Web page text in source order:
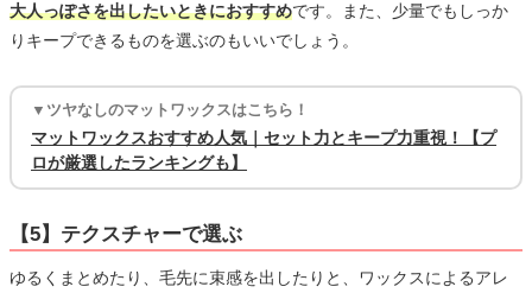
大人っぽさを出したいときにおすすめです。また、少量でもしっか
りキープできるものを選ぶのもいいでしょう。
▼ツヤなしのマットワックスはこちら！
マットワックスおすすめ人気｜セット力とキープ力重視！【プ
ロが厳選したランキングも】
【5】テクスチャーで選ぶ
ゆるくまとめたり、毛先に束感を出したりと、ワックスによるアレ